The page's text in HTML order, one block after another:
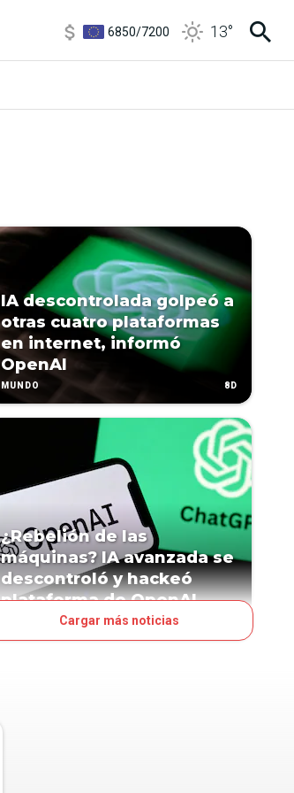
6850/7200
13°
IA descontrolada golpeó a
otras cuatro plataformas
en internet, informó
OpenAI
MUNDO 8D
¿Rebelión de las
máquinas? IA avanzada se
descontroló y hackeó
plataforma de OpenAI
Cargar más noticias